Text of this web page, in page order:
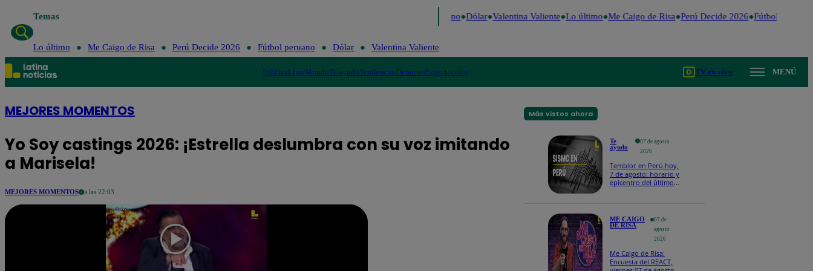
Temas Fútbol peruano Dólar Valentina Valiente Lo último Me Caigo de Risa Perú Decide 2026 Fútbol peruano
Lo último Me Caigo de Risa Perú Decide 2026 Fútbol peruano Dólar Valentina Valiente
PolíticaLimaMundoTe ayudoTendenciasDeportesEspectáculos TV en vivo MENÚ
MEJORES MOMENTOS
Yo Soy castings 2026: ¡Estrella deslumbra con su voz imitando
a Marisela!
MEJORES MOMENTOS a las 22:03
Más vistos ahora
Te
ayudo
07 de agosto
2026
Temblor en Perú hoy,
7 de agosto: horario y
epicentro del último
ME CAIGO
DE RISA
07 de
agosto
2026
Me Caigo de Risa:
Encuesta del REACT,